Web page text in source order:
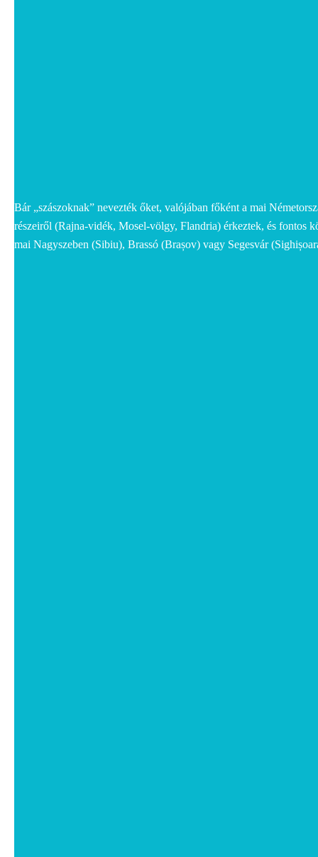
Bár „szászoknak” nevezték őket, valójában főként a mai
részeiről (Rajna-vidék, Mosel-völgy, Flandria) érkeztek, és fontos
mai Nagyszeben (Sibiu), Brassó (Brașov) vagy Segesvár